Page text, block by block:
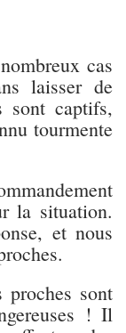
cas
laisser de
sont captifs,
tourmente
la situation.
et nous
proches sont
! Il